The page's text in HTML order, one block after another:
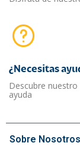
¿Necesitas
Descubre
ayuda
Sobre Nosotros